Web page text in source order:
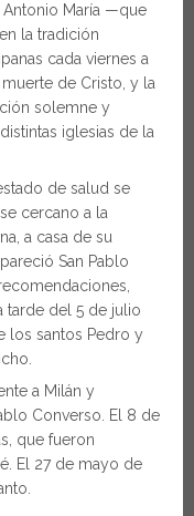
Antonio María —que
la tradición
cada viernes a
de Cristo, y la
solemne y
iglesias de la
de salud se
cercano a la
a casa de su
San Pablo
tarde del 5 de julio
los santos Pedro y
a Milán y
Converso. El 8 de
que fueron
El 27 de mayo de